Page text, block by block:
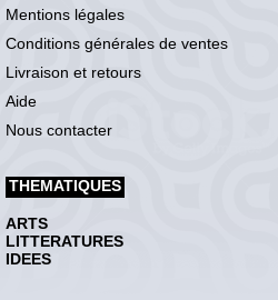
Mentions légales
Conditions générales de ventes
Livraison et retours
Aide
Nous contacter
THEMATIQUES
ARTS
LITTERATURES
IDEES